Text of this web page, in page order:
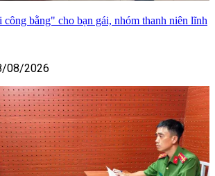
bằng" cho bạn gái, nhóm thanh niên lĩnh
08/2026